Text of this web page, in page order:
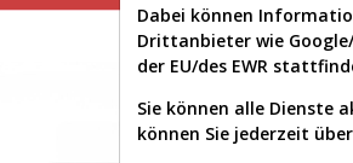
Dabei können
Drittanbieter wie
der EU/des EWR
Sie können alle Dienste
können Sie jederzeit